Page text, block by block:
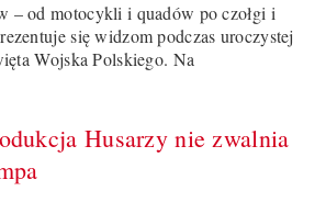
– od motocykli i quadów po czołgi i
się widzom podczas uroczystej
Wojska Polskiego. Na
Husarzy nie zwalnia